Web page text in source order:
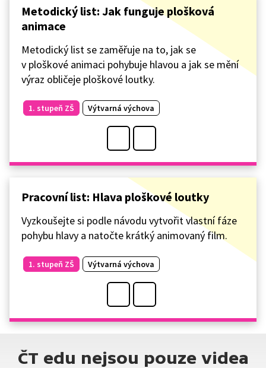
Metodický list: Jak funguje plošková
animace
Metodický list se zaměřuje na to, jak se
v ploškové animaci pohybuje hlavou a jak se mění
výraz obličeje ploškové loutky.
1. stupeň ZŠ Výtvarná výchova
Pracovní list: Hlava ploškové loutky
Vyzkoušejte si podle návodu vytvořit vlastní fáze
pohybu hlavy a natočte krátký animovaný film.
1. stupeň ZŠ Výtvarná výchova
ČT edu nejsou pouze videa